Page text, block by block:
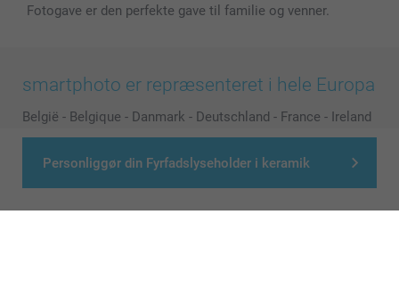
Personliggør din Fyrfadslyseholder i keramik
Fotogave er den perfekte gave til familie og venner.
smartphoto er repræsenteret i hele Europa
België - Belgique - Danmark - Deutschland - France - Ireland
- Nederland - Norge - Österreich - Schweiz - Suisse -
Switzerland - Suomi Sverige - United Kingdom -